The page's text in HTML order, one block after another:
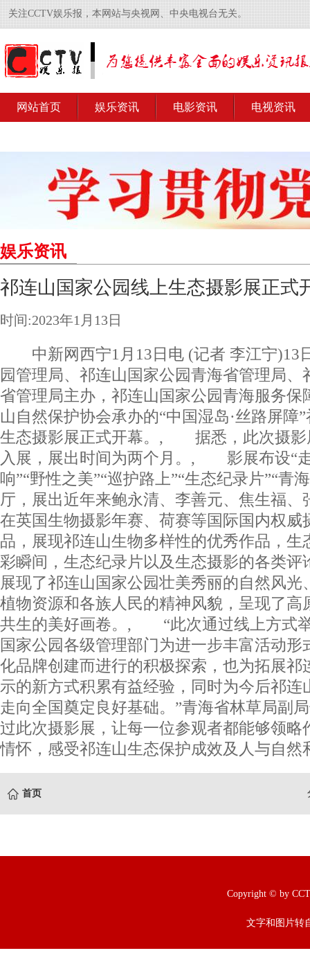
关注CCTV娱乐报，本网站与央视网、中央电视台无关。
网站首页 娱乐资讯 电影资讯 电视资讯
娱乐资讯
祁连山国家公园线上生态摄影展正式
时间:2023年1月13日
中新网西宁1月13日电 (记者 李江宁)13
园管理局、祁连山国家公园青海省管理局、
省管理局主办，祁连山国家公园青海服务保
山自然保护协会承办的“中国湿岛·丝路屏障
生态摄影展正式开幕。, 据悉，此次摄影
入展，展出时间为两个月。, 影展布设“
响”“野性之美”“巡护路上”“生态纪录片”“青
厅，展出近年来鲍永清、李善元、焦生福、
在英国生物摄影年赛、荷赛等国际国内权威
品，展现祁连山生物多样性的优秀作品，生
彩瞬间，生态纪录片以及生态摄影的各类评
展现了祁连山国家公园壮美秀丽的自然风光
植物资源和各族人民的精神风貌，呈现了高
共生的美好画卷。, “此次通过线上方式
国家公园各级管理部门为进一步丰富活动形
化品牌创建而进行的积极探索，也为拓展祁
示的新方式积累有益经验，同时为今后祁连
走向全国奠定良好基础。”青海省林草局副
过此次摄影展，让每一位参观者都能够领略
情怀，感受祁连山生态保护成效及人与自然
首页
Copyright © by
文字和图片转